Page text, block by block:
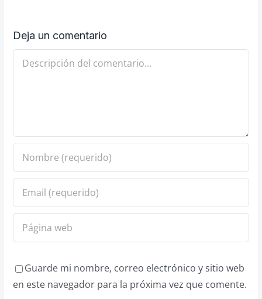
Deja un comentario
Comentario
Guarde mi nombre, correo electrónico y sitio web
en este navegador para la próxima vez que comente.